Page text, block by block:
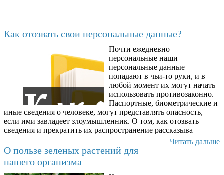
Как отозвать свои персональные данные?
Почти ежедневно
персональные наши
персональные данные
попадают в чьи-то руки, и в
любой момент их могут начать
использовать противозаконно.
Паспортные, биометрические и
иные сведения о человеке, могут представлять опасность,
если ими завладеет злоумышленник. О том, как отозвать
сведения и прекратить их распространение рассказыва
Читать дальше
О пользе зеленых растений для
нашего организма